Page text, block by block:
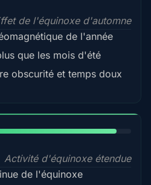
de l'équinoxe d'automne
de l'année
que les mois d'été
obscurité et temps doux
Activité d'équinoxe étendue
de l'équinoxe